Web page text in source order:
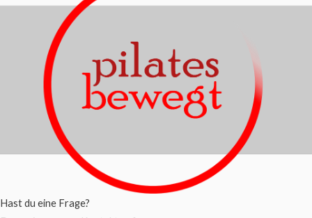
Hast du eine Frage?